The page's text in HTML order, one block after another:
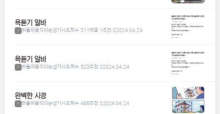
욕듣기 알바
1 하울의움직이는성기사조회수 511댓글 1추천 02024.04.24
욕듣기 알바
1 하울의움직이는성기사조회수 523추천 02024.04.24
완벽한 시공
1 하울의움직이는성기사조회수 488추천 02024.04.24